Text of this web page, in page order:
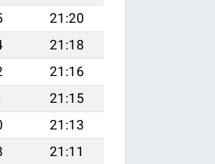
21:20
21:18
21:16
21:15
21:13
21:11